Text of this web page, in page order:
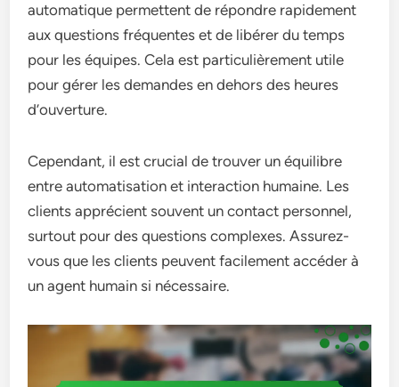
automatique permettent de répondre rapidement
aux questions fréquentes et de libérer du temps
pour les équipes. Cela est particulièrement utile
pour gérer les demandes en dehors des heures
d’ouverture.
Cependant, il est crucial de trouver un équilibre
entre automatisation et interaction humaine. Les
clients apprécient souvent un contact personnel,
surtout pour des questions complexes. Assurez-
vous que les clients peuvent facilement accéder à
un agent humain si nécessaire.